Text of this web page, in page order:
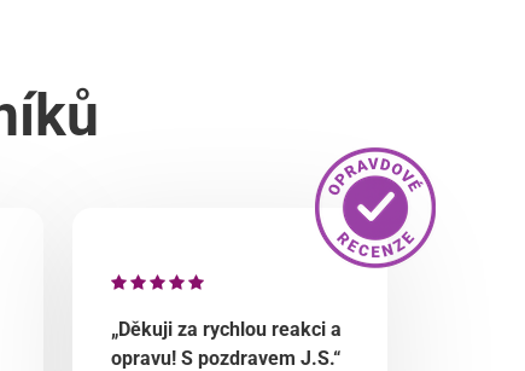
„Děkuji za rychlou reakci a
opravu! S pozdravem J.S.“